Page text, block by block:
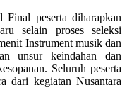
peserta diharapkan
selain proses seleksi
Instrument musik dan
unsur keindahan dan
Seluruh peserta
dari kegiatan Nusantara